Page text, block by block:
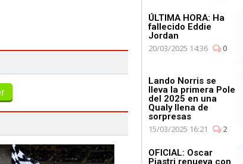
ÚLTIMA HORA: Ha
fallecido Eddie
Jordan
20/03/2025 14:36
0
Lando Norris se
lleva la primera Pole
del 2025 en una
Qualy llena de
sorpresas
15/03/2025 16:21
2
OFICIAL: Oscar